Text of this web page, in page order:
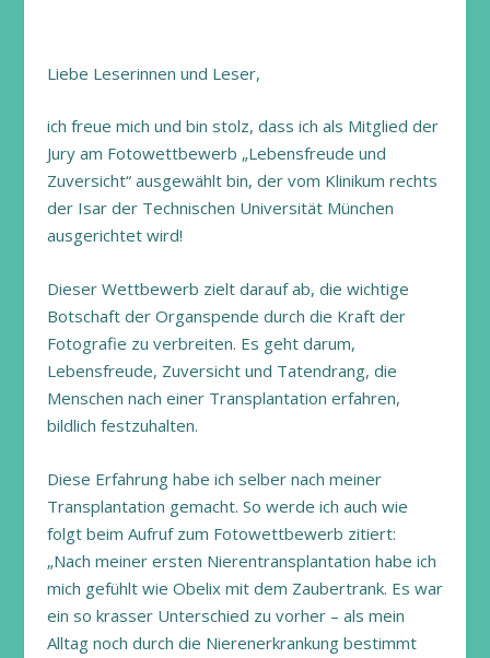
Liebe Leserinnen und Leser,
ich freue mich und bin stolz, dass ich als Mitglied der
Jury am Fotowettbewerb „Lebensfreude und
Zuversicht“ ausgewählt bin, der vom Klinikum rechts
der Isar der Technischen Universität München
ausgerichtet wird!
Dieser Wettbewerb zielt darauf ab, die wichtige
Botschaft der Organspende durch die Kraft der
Fotografie zu verbreiten. Es geht darum,
Lebensfreude, Zuversicht und Tatendrang, die
Menschen nach einer Transplantation erfahren,
bildlich festzuhalten.
Diese Erfahrung habe ich selber nach meiner
Transplantation gemacht. So werde ich auch wie
folgt beim Aufruf zum Fotowettbewerb zitiert:
„Nach meiner ersten Nierentransplantation habe ich
mich gefühlt wie Obelix mit dem Zaubertrank. Es war
ein so krasser Unterschied zu vorher – als mein
Alltag noch durch die Nierenerkrankung bestimmt